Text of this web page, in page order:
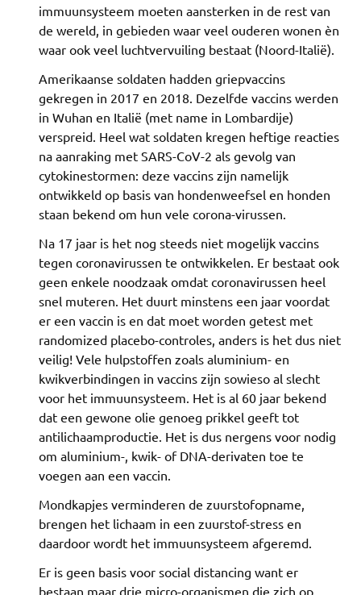
immuunsysteem moeten aansterken in de rest van
de wereld, in gebieden waar veel ouderen wonen èn
waar ook veel luchtvervuiling bestaat (Noord-Italië).
Amerikaanse soldaten hadden griepvaccins
gekregen in 2017 en 2018. Dezelfde vaccins werden
in Wuhan en Italië (met name in Lombardije)
verspreid. Heel wat soldaten kregen heftige reacties
na aanraking met SARS-CoV-2 als gevolg van
cytokinestormen: deze vaccins zijn namelijk
ontwikkeld op basis van hondenweefsel en honden
staan bekend om hun vele corona-virussen.
Na 17 jaar is het nog steeds niet mogelijk vaccins
tegen coronavirussen te ontwikkelen. Er bestaat ook
geen enkele noodzaak omdat coronavirussen heel
snel muteren. Het duurt minstens een jaar voordat
er een vaccin is en dat moet worden getest met
randomized placebo-controles, anders is het dus niet
veilig! Vele hulpstoffen zoals aluminium- en
kwikverbindingen in vaccins zijn sowieso al slecht
voor het immuunsysteem. Het is al 60 jaar bekend
dat een gewone olie genoeg prikkel geeft tot
antilichaamproductie. Het is dus nergens voor nodig
om aluminium-, kwik- of DNA-derivaten toe te
voegen aan een vaccin.
Mondkapjes verminderen de zuurstofopname,
brengen het lichaam in een zuurstof-stress en
daardoor wordt het immuunsysteem afgeremd.
Er is geen basis voor social distancing want er
bestaan maar drie micro-organismen die zich op